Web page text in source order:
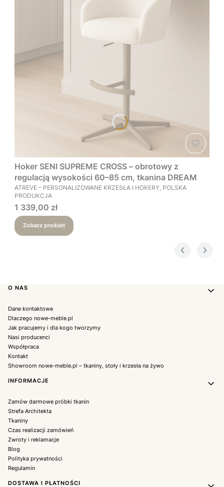
Hoker SENI SUPREME CROSS – obrotowy z
regulacją wysokości 60–85 cm, tkanina DREAM
PRODUCENT
ATREVE – PERSONALIZOWANE KRZESŁA I HOKERY, POLSKA
PRODUKCJA
Cena
1 339,00 zł
Zobacz produkt
Linki w stopce
O NAS
Dane kontaktowe
Dlaczego nowe-meble.pl
Jak pracujemy i dla kogo tworzymy
Nasi producenci
Współpraca
Kontakt
Showroom nowe-meble.pl – tkaniny, stoły i krzesła na żywo
INFORMACJE
Zamów darmowe próbki tkanin
Strefa Architekta
Tkaniny
Czas realizacji zamówień
Zwroty i reklamacje
Blog
Polityka prywatności
Regulamin
DOSTAWA I PŁATNOŚCI